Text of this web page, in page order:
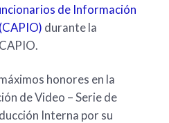
de Información
durante la
honores en la
de Video – Serie de
Interna por su